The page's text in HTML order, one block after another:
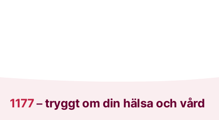
1177–tryggt om din hälsa och vård